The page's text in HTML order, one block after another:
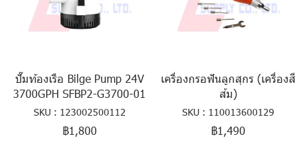
ปั๊มท้องเรือ Bilge Pump 24V
3700GPH SFBP2-G3700-01
SKU : 123002500112
฿1,800
เครื่องกรอฟันลูกสุกร (เครื่องสี
ส้ม)
SKU : 110013600129
฿1,490